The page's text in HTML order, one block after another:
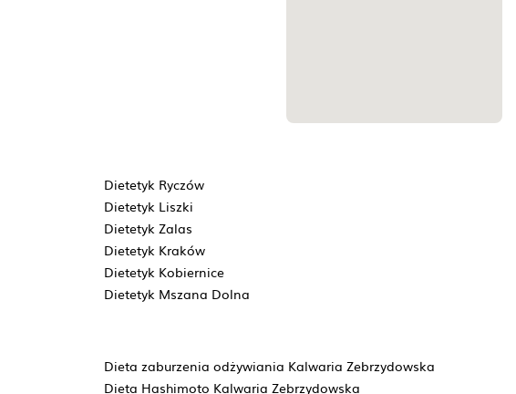
Dietetyk Ryczów
Dietetyk Liszki
Dietetyk Zalas
Dietetyk Kraków
Dietetyk Kobiernice
Dietetyk Mszana Dolna
Dieta zaburzenia odżywiania Kalwaria Zebrzydowska
Dieta Hashimoto Kalwaria Zebrzydowska